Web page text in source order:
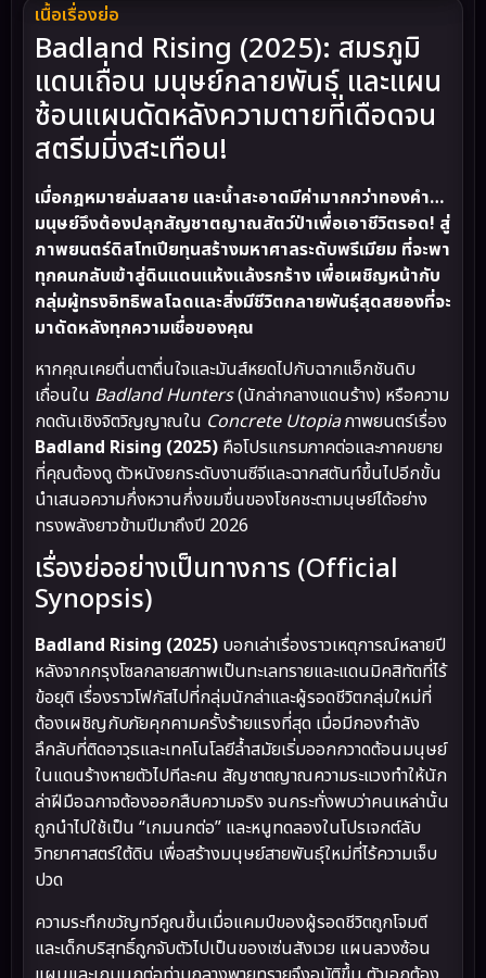
เนื้อเรื่องย่อ
Badland Rising (2025): สมรภูมิ
แดนเถื่อน มนุษย์กลายพันธุ์ และแผน
ซ้อนแผนดัดหลังความตายที่เดือดจน
สตรีมมิ่งสะเทือน!
เมื่อกฎหมายล่มสลาย และน้ำสะอาดมีค่ามากกว่าทองคำ…
มนุษย์จึงต้องปลุกสัญชาตญาณสัตว์ป่าเพื่อเอาชีวิตรอด! สู่
ภาพยนตร์ดิสโทเปียทุนสร้างมหาศาลระดับพรีเมียม ที่จะพา
ทุกคนกลับเข้าสู่ดินแดนแห้งแล้งรกร้าง เพื่อเผชิญหน้ากับ
กลุ่มผู้ทรงอิทธิพลโฉดและสิ่งมีชีวิตกลายพันธุ์สุดสยองที่จะ
มาดัดหลังทุกความเชื่อของคุณ
หากคุณเคยตื่นตาตื่นใจและมันส์หยดไปกับฉากแอ็กชันดิบ
เถื่อนใน Badland Hunters(นักล่ากลางแดนร้าง) หรือความ
กดดันเชิงจิตวิญญาณใน Concrete Utopiaภาพยนตร์เรื่อง
Badland Rising (2025) คือโปรแกรมภาคต่อและภาคขยาย
ที่คุณต้องดู ตัวหนังยกระดับงานซีจีและฉากสตันท์ขึ้นไปอีกขั้น
นำเสนอความกึ่งหวานกึ่งขมขื่นของโชคชะตามนุษย์ได้อย่าง
ทรงพลังยาวข้ามปีมาถึงปี 2026
เรื่องย่ออย่างเป็นทางการ (Official
Synopsis)
Badland Rising (2025) บอกเล่าเรื่องราวเหตุการณ์หลายปี
หลังจากกรุงโซลกลายสภาพเป็นทะเลทรายและแดนมิคสิทัตที่ไร้
ข้อยุติ เรื่องราวโฟกัสไปที่กลุ่มนักล่าและผู้รอดชีวิตกลุ่มใหม่ที่
ต้องเผชิญกับภัยคุกคามครั้งร้ายแรงที่สุด เมื่อมีกองกำลัง
ลึกลับที่ติดอาวุธและเทคโนโลยีล้ำสมัยเริ่มออกกวาดต้อนมนุษย์
ในแดนร้างหายตัวไปทีละคน สัญชาตญาณความระแวงทำให้นัก
ล่าฝีมือฉกาจต้องออกสืบความจริง จนกระทั่งพบว่าคนเหล่านั้น
ถูกนำไปใช้เป็น “เกมนกต่อ” และหนูทดลองในโปรเจกต์ลับ
วิทยาศาสตร์ใต้ดิน เพื่อสร้างมนุษย์สายพันธุ์ใหม่ที่ไร้ความเจ็บ
ปวด
ความระทึกขวัญทวีคูณขึ้นเมื่อแคมป์ของผู้รอดชีวิตถูกโจมตี
และเด็กบริสุทธิ์ถูกจับตัวไปเป็นของเซ่นสังเวย แผนลวงซ้อน